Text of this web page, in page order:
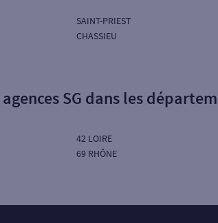
SAINT-PRIEST
CHASSIEU
agences SG dans les
42 LOIRE
69 RHÔNE